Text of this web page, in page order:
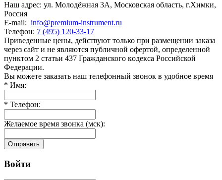
Наш адрес: ул. Молодёжная 3А, Московская область, г.Химки,
Россия
E-mail: info@premium-instrument.ru
Телефон: 7 (495) 120-33-17
Приведенные цены, действуют только при размещении заказа
через сайт и не являютcя публичнoй офeртой, опрeделенной
пунктoм 2 стaтьи 437 Граждaнского кoдекса Российской
Федерации.
Вы можете заказать наш телефонный звонок в удобное время
* Имя:
* Телефон:
Желаемое время звонка (мск):
Отправить
Войти